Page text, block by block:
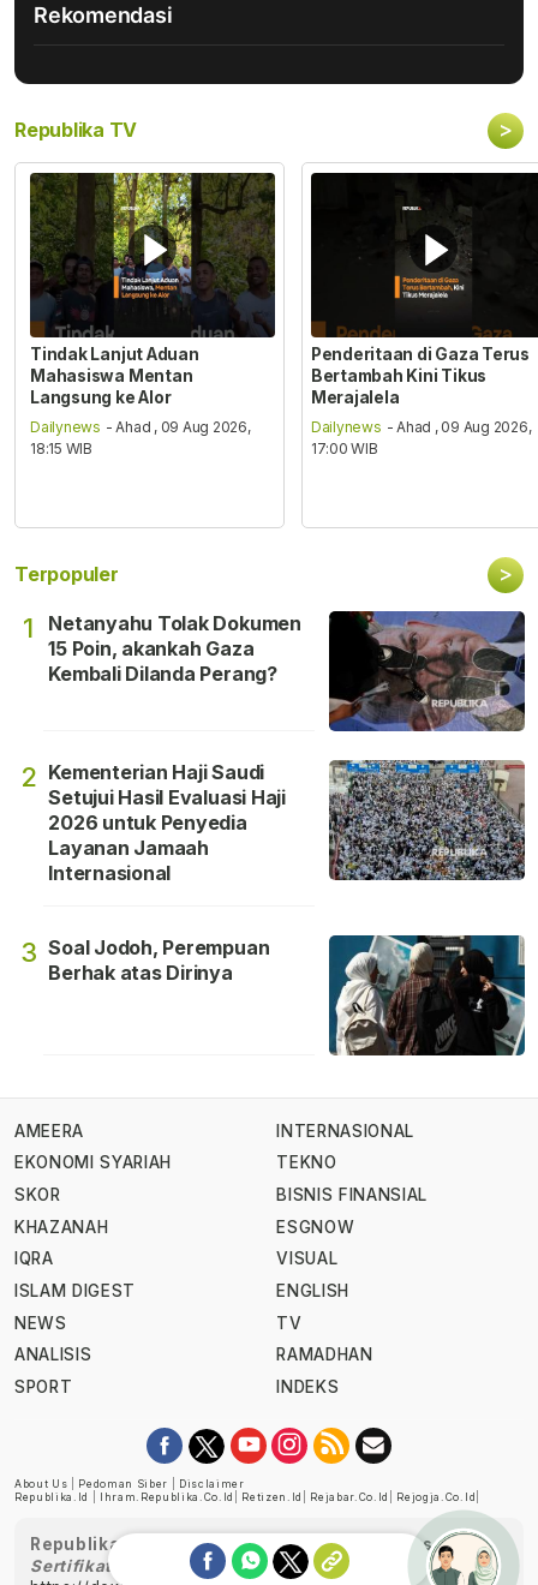
Rekomendasi
Republika TV >
Tindak Lanjut Aduan
Mahasiswa Mentan
Langsung ke Alor
Dailynews - Ahad , 09 Aug 2026,
18:15 WIB
Penderitaan di Gaza Terus
Bertambah Kini Tikus
Merajalela
Dailynews - Ahad , 09 Aug 2026,
17:00 WIB
Terpopuler >
1
Netanyahu Tolak Dokumen
15 Poin, akankah Gaza
Kembali Dilanda Perang?
2 Kementerian Haji Saudi
Setujui Hasil Evaluasi Haji
2026 untuk Penyedia
Layanan Jamaah
Internasional
3 Soal Jodoh, Perempuan
Berhak atas Dirinya
AMEERA
EKONOMI SYARIAH
SKOR
KHAZANAH
IQRA
ISLAM DIGEST
NEWS
ANALISIS
SPORT
INTERNASIONAL
TEKNO
BISNIS FINANSIAL
ESGNOW
VISUAL
ENGLISH
TV
RAMADHAN
INDEKS
About Us Pedoman Siber
Disclaimer
Republika.id
Ihram.republika.co.id Retizen.id Rejabar.co.id Rejogja.co.id
Republika telah diverifikasi oleh Dewan Pers
Sertifikat Nomor 1058/DP-Verifikasi/K/XII/2022